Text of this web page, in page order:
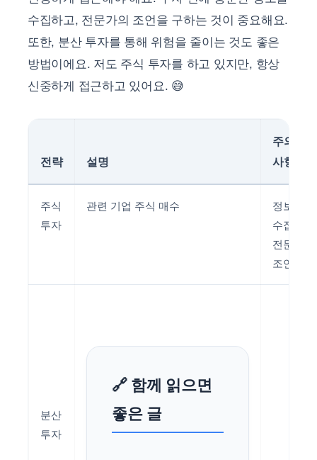
수집하고, 전문가의 조언을 구하는 것이 중요해요.
또한, 분산 투자를 통해 위험을 줄이는 것도 좋은
방법이에요. 저도 주식 투자를 하고 있지만, 항상
신중하게 접근하고 있어요. 😅
전략 설명
주의
사항
주식
투자
관련 기업 주식 매수
정보
수집,
전문가
조언
분산
투자
🔗 함께 읽으면
좋은 글